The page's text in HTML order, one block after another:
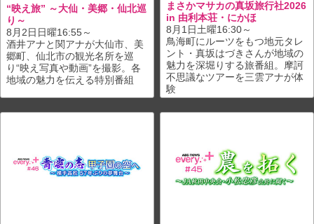
“映え旅” ～大仙・美郷・仙北巡
り～
8月2日日曜16:55～
酒井アナと関アナが大仙市、美
郷町、仙北市の観光名所を巡
り“映え写真や動画”を撮影。各
地域の魅力を伝える特別番組
まさかマサカの真坂旅行社2026
in 由利本荘・にかほ
8月1日土曜16:30～
鳥海町にルーツをもつ地元タレ
ント・真坂はづきさんが地域の
魅力を深堀りする旅番組。摩訶
不思議なツアーを三雲アナが体
験